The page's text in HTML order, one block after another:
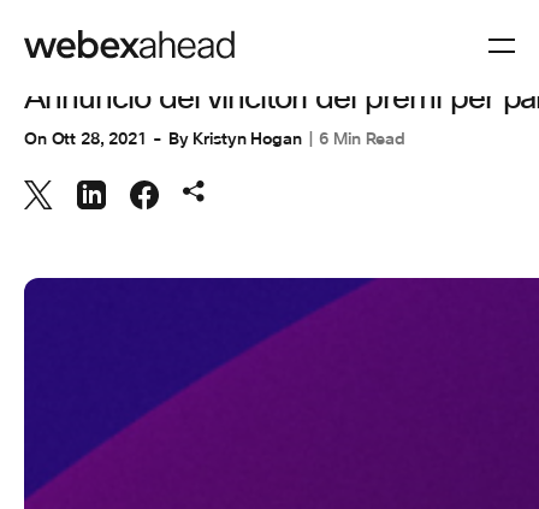
COLLABORAZIONE
Annuncio dei vincitori dei premi per
On Ott 28, 2021 By Kristyn Hogan 6 Min Read